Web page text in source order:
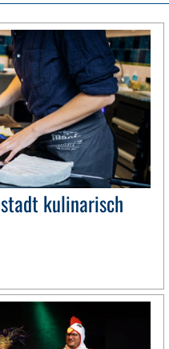
kulinarisch